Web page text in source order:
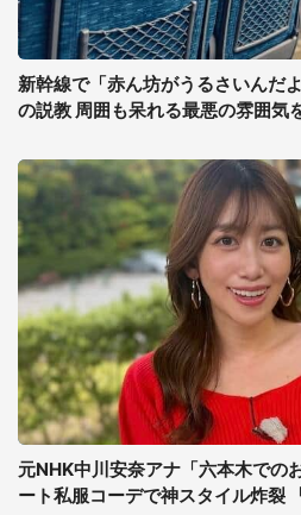
新幹線で「赤ん坊がうるさいんだ
の説教 周囲も呆れる最悪の雰囲気
元NHK中川安奈アナ「六本木での
ート私服コーデで神スタイル炸裂